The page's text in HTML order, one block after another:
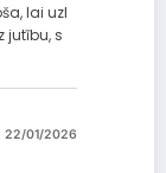
lai uzl
jutību, s
22/01/2026